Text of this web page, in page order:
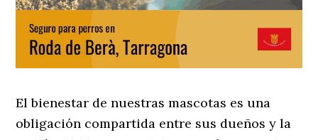
El bienestar de nuestras mascotas es una
obligación compartida entre sus dueños y la